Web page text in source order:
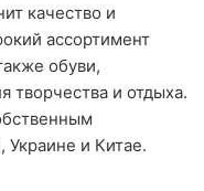
качество и
ассортимент
обуви,
творчества и отдыха.
и Китае.